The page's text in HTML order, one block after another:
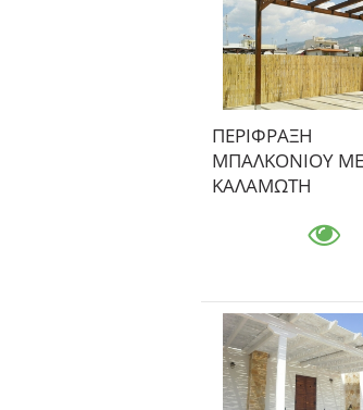
ΠΕΡΙΦΡΑΞΗ
ΜΠΑΛΚΟΝΙΟΥ ΜΕ
ΚΑΛΑΜΩΤΗ